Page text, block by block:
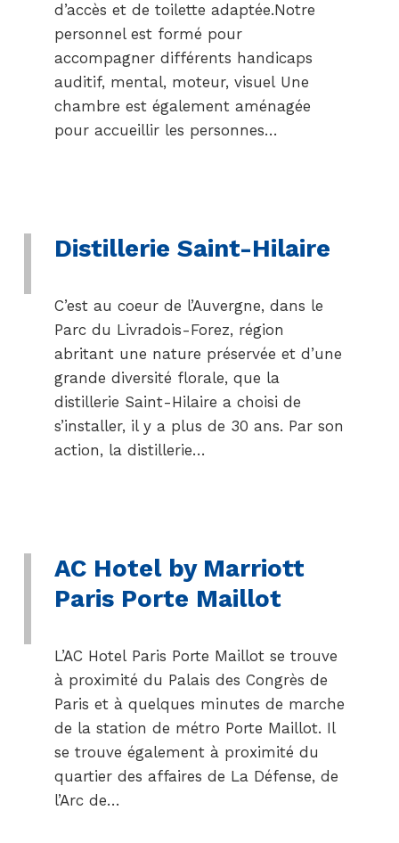
d’accès et de toilette adaptée.Notre
personnel est formé pour
accompagner différents handicaps
auditif, mental, moteur, visuel Une
chambre est également aménagée
pour accueillir les personnes…
Distillerie Saint-Hilaire
C’est au coeur de l’Auvergne, dans le
Parc du Livradois-Forez, région
abritant une nature préservée et d’une
grande diversité florale, que la
distillerie Saint-Hilaire a choisi de
s’installer, il y a plus de 30 ans. Par son
action, la distillerie…
AC Hotel by Marriott
Paris Porte Maillot
L’AC Hotel Paris Porte Maillot se trouve
à proximité du Palais des Congrès de
Paris et à quelques minutes de marche
de la station de métro Porte Maillot. Il
se trouve également à proximité du
quartier des affaires de La Défense, de
l’Arc de…